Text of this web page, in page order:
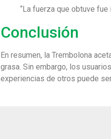
“La fuerza que obtuve
Conclusión
En resumen, la Trembolona
grasa. Sin embargo, los
experiencias de otros puede